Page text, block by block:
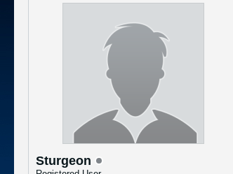
Sturgeon